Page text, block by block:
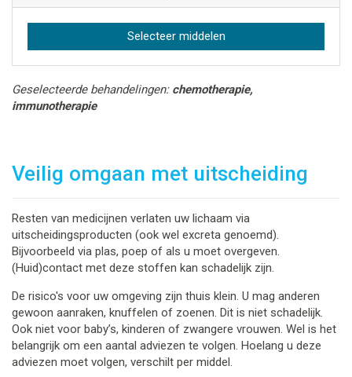
Geselecteerde behandelingen: chemotherapie,
immunotherapie
Veilig omgaan met uitscheiding
Resten van medicijnen verlaten uw lichaam via
uitscheidingsproducten (ook wel excreta genoemd).
Bijvoorbeeld via plas, poep of als u moet overgeven.
(Huid)contact met deze stoffen kan schadelijk zijn.
De risico's voor uw omgeving zijn thuis klein. U mag anderen
gewoon aanraken, knuffelen of zoenen. Dit is niet schadelijk.
Ook niet voor baby’s, kinderen of zwangere vrouwen. Wel is het
belangrijk om een aantal adviezen te volgen. Hoelang u deze
adviezen moet volgen, verschilt per middel.
Selecteer middelen